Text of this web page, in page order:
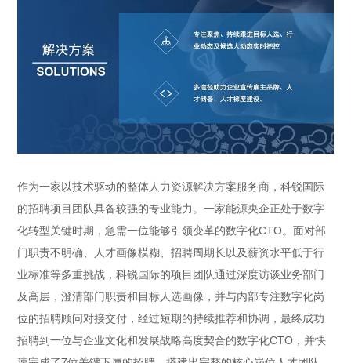
作为一家以技术驱动的整体人力资源解决方案服务商，科锐国际
的招聘项目团队具备较强的专业能力。一家能源央企正处于数字
化转型关键时期，急需一位能够引领变革的数字化CTO。面对部
门职责不明确、人才画像模糊、招聘周期长以及薪资水平低于行
业标准等多重挑战，科锐国际的项目团队通过深度访谈业务部门
及高层，澄清部门职责和目标人选画像，并与内部专注数字化岗
位的招聘顾问对接交付，经过短期的持续推荐和协调，最终成功
招聘到一位与企业文化和发展战略高度契合的数字化CTO，并快